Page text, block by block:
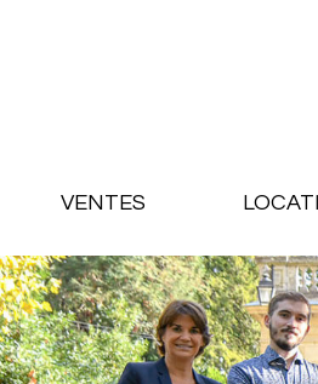
VENTES